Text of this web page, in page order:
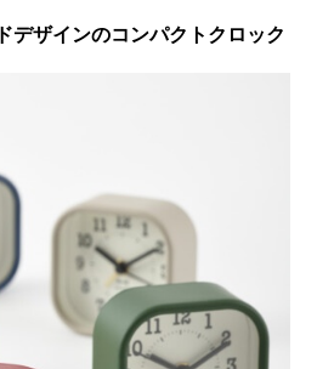
デザインのコンパクトクロック